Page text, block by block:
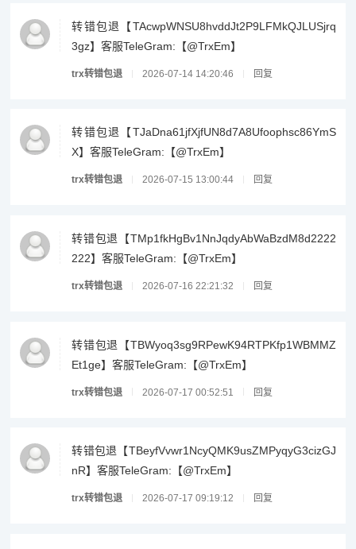
转错包退【TAcwpWNSU8hvddJt2P9LFMkQJLUSjrq
3gz】客服TeleGram:【@TrxEm】
trx转错包退 2026-07-14 14:20:46 回复
转错包退【TJaDna61jfXjfUN8d7A8Ufoophsc86YmS
X】客服TeleGram:【@TrxEm】
trx转错包退 2026-07-15 13:00:44 回复
转错包退【TMp1fkHgBv1NnJqdyAbWaBzdM8d2222
222】客服TeleGram:【@TrxEm】
trx转错包退 2026-07-16 22:21:32 回复
转错包退【TBWyoq3sg9RPewK94RTPKfp1WBMMZ
Et1ge】客服TeleGram:【@TrxEm】
trx转错包退 2026-07-17 00:52:51 回复
转错包退【TBeyfVvwr1NcyQMK9usZMPyqyG3cizGJ
nR】客服TeleGram:【@TrxEm】
trx转错包退 2026-07-17 09:19:12 回复